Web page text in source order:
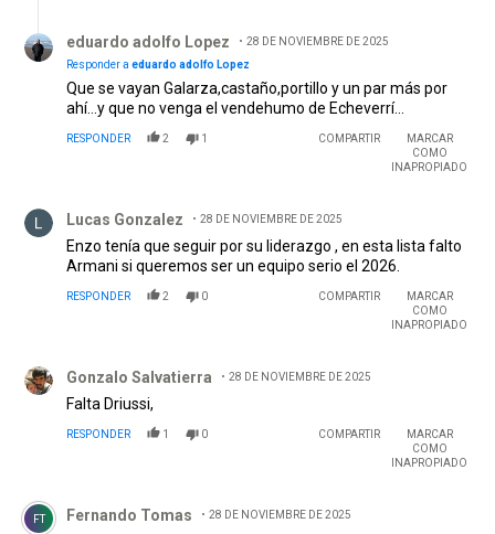
eduardo adolfo Lopez
28 DE NOVIEMBRE DE 2025
Responder a eduardo adolfo Lopez
Que se vayan Galarza,castaño,portillo y un par más por
ahí...y que no venga el vendehumo de Echeverrí...
RESPONDER 2 1 COMPARTIR
MARCAR
COMO
INAPROPIADO
Lucas Gonzalez 28 DE NOVIEMBRE DE 2025
Enzo tenía que seguir por su liderazgo , en esta lista falto
Armani si queremos ser un equipo serio el 2026.
RESPONDER 2 0 COMPARTIR
MARCAR
COMO
INAPROPIADO
Gonzalo Salvatierra 28 DE NOVIEMBRE DE 2025
Falta Driussi,
RESPONDER 1 0 COMPARTIR
MARCAR
COMO
INAPROPIADO
Comentario de Fernando Tomas.
FT Fernando Tomas 28 DE NOVIEMBRE DE 2025